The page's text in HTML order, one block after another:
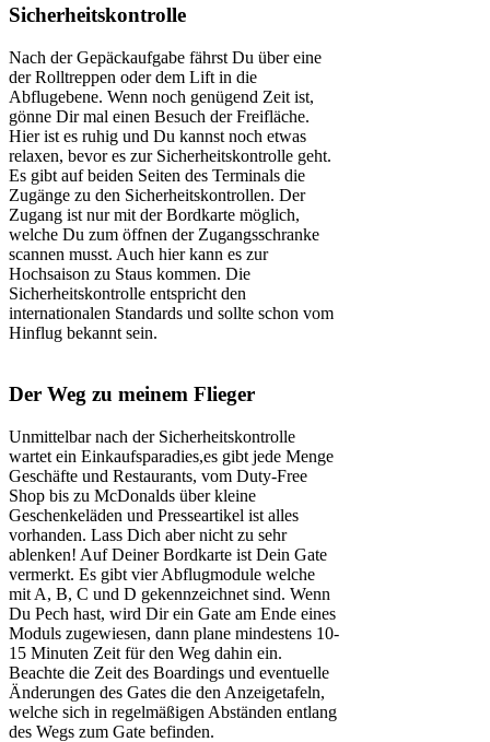
Sicherheitskontrolle
Nach der Gepäckaufgabe fährst Du über eine
der Rolltreppen oder dem Lift in die
Abflugebene. Wenn noch genügend Zeit ist,
gönne Dir mal einen Besuch der Freifläche.
Hier ist es ruhig und Du kannst noch etwas
relaxen, bevor es zur Sicherheitskontrolle geht.
Es gibt auf beiden Seiten des Terminals die
Zugänge zu den Sicherheitskontrollen. Der
Zugang ist nur mit der Bordkarte möglich,
welche Du zum öffnen der Zugangsschranke
scannen musst. Auch hier kann es zur
Hochsaison zu Staus kommen. Die
Sicherheitskontrolle entspricht den
internationalen Standards und sollte schon vom
Hinflug bekannt sein.
Der Weg zu meinem Flieger
Unmittelbar nach der Sicherheitskontrolle
wartet ein Einkaufsparadies,es gibt jede Menge
Geschäfte und Restaurants, vom Duty-Free
Shop bis zu McDonalds über kleine
Geschenkeläden und Presseartikel ist alles
vorhanden. Lass Dich aber nicht zu sehr
ablenken! Auf Deiner Bordkarte ist Dein Gate
vermerkt. Es gibt vier Abflugmodule welche
mit A, B, C und D gekennzeichnet sind. Wenn
Du Pech hast, wird Dir ein Gate am Ende eines
Moduls zugewiesen, dann plane mindestens 10-
15 Minuten Zeit für den Weg dahin ein.
Beachte die Zeit des Boardings und eventuelle
Änderungen des Gates die den Anzeigetafeln,
welche sich in regelmäßigen Abständen entlang
des Wegs zum Gate befinden.